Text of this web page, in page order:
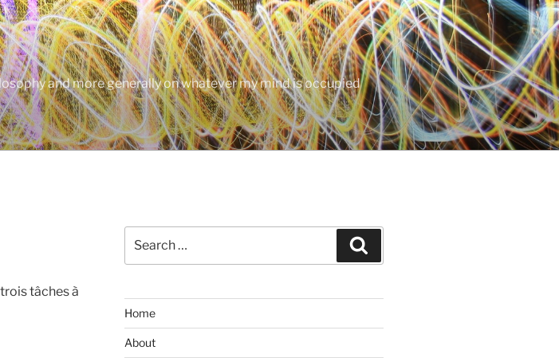
and more generally on whatever my mind is occupied
tâches à
for:
Home
About